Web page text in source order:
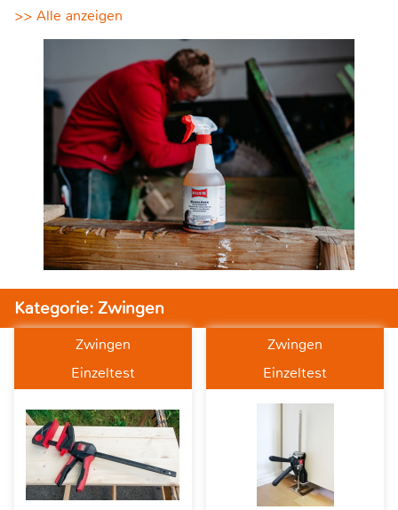
>> Alle anzeigen
Kategorie: Zwingen
Zwingen
Einzeltest
Zwingen
Einzeltest